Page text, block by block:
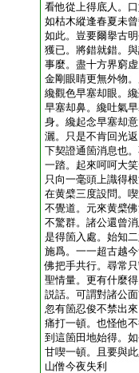
看他從上得底人。
如枯木縱逢春夏未
如此。豈要爾擧古
獲已。將錯就錯。
事麼。盡十方界窮
金剛眼睛更無外物
纔觀色早塞却眼。
早塞却鼻。纔吐氣
身。纔起念早塞却
灑。只是不肯回光
下契證通箇消息也
一踏。起來呵呵大
只向一毫頭上識得
在黄檗三度設問。
不覺道。元來黄檗
不驚群。諸公還曾
是得箇入處。始知
施爲。一一超古越
佛把手共行。尋常
聖情量。更有什麼
説話。可謂對諸公
忽有箇忍俊不禁出
痛打一頓。也怪他
到這箇田地始得。
甘喫一頓。且要與
山僧今夜失利